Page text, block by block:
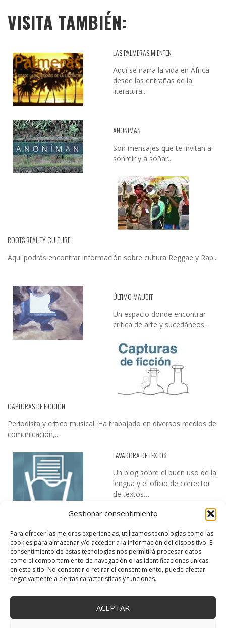
Gestionar consentimiento
Para ofrecer las mejores experiencias, utilizamos tecnologías como las
cookies para almacenar y/o acceder a la información del dispositivo. El
consentimiento de estas tecnologías nos permitirá procesar datos
como el comportamiento de navegación o las identificaciones únicas
en este sitio. No consentir o retirar el consentimiento, puede afectar
negativamente a ciertas características y funciones.
ACEPTAR
VISITA TAMBIÉN:
LAS PALMERAS MIENTEN
Aquí se narra la vida en África
desde las entrañas de la
literatura...
ANONIMAN
Son mensajes que te invitan a
sonreír y a soñar...
ROOTS REALITY CULTURE
Aqui podrás encontrar información sobre cultura Reggae y Rap...
ÚLTIMO MAUDIT
Un espacio donde encontrar
crítica de arte y sucedáneos…
CAPTURAS DE FICCIÓN
Periodista y crítico musical. Ha trabajado en diversos medios de
comunicación,...
LAVADORA DE TEXTOS
Un blog sobre el buen uso de la
lengua y el oficio de corrector
de textos…
DESIREE MARTÍN